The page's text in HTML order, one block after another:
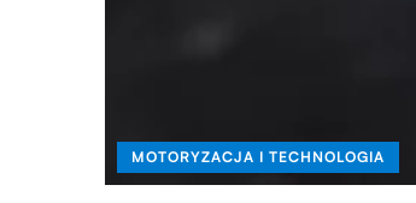
MOTORYZACJA I TECHNOLOGIA